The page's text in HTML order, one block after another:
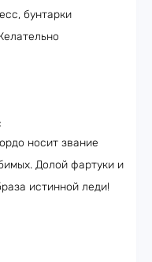
бунтарки
носит звание
Долой фартуки и
истинной леди!